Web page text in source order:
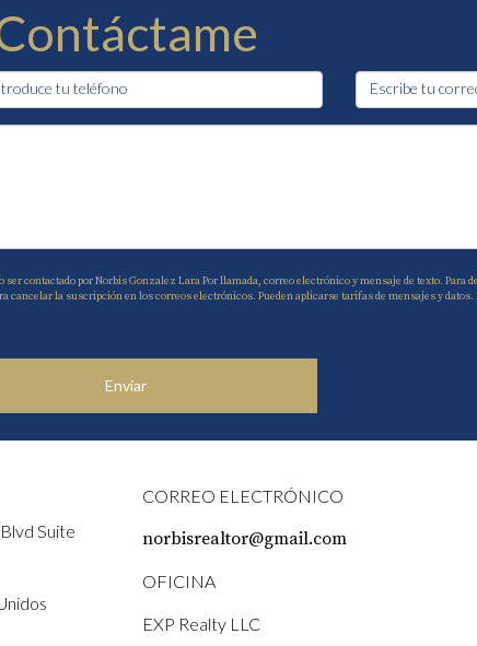
contactado por Norbis Gonzalez Lara Por llamada, correo electrónico y mensaje de texto. Para
la suscripción en los correos electrónicos. Pueden aplicarse tarifas de mensajes y
Enviar
Suite
CORREO ELECTRÓNICO
norbisrealtor@gmail.com
OFICINA
EXP Realty LLC